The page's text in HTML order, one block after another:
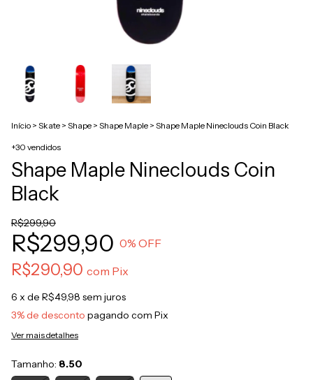
Início > Skate > Shape > Shape Maple > Shape Maple Nineclouds Coin Black
+30 vendidos
Shape Maple Nineclouds Coin
Black
R$299,90
R$299,90 0% OFF
R$290,90 com Pix
6 x de R$49,98 sem juros
3% de desconto pagando com Pix
Ver mais detalhes
Tamanho: 8.50